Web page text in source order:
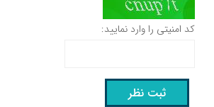
کد امنیتی را وارد نمایید: